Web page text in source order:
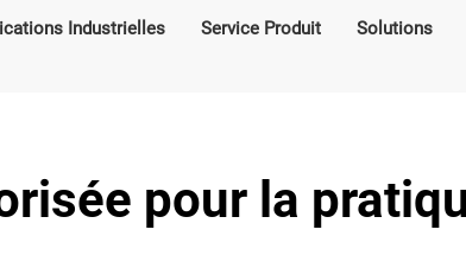
Industrielles Service Produit Solutions
pour la